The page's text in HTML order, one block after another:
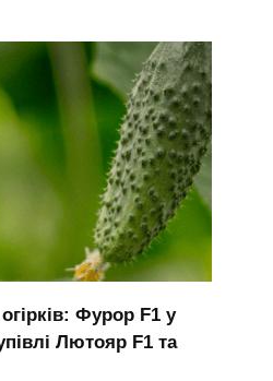
Фурор F1 у
Лютояр F1 та